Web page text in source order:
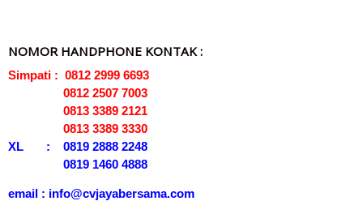
NOMOR HANDPHONE KONTAK :
Simpati : 0812 2999 6693
0812 2507 7003
0813 3389 2121
0813 3389 3330
XL : 0819 2888 2248
0819 1460 4888
email : info@cvjayabersama.com